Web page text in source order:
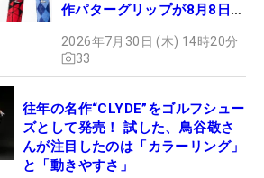
作パターグリップが8月8日デ
2026年7月30日 (木) 14時20分
33
往年の名作“CLYDE”をゴルフシュー
ズとして発売！ 試した、鳥谷敬さ
んが注目したのは「カラーリング」
と「動きやすさ」